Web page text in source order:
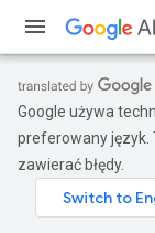
Google używa
preferowany język.
zawierać błędy.